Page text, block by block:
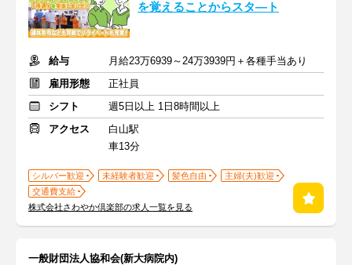
を覚えることからスタ―ト
給与
月給23万6939～24万3939円＋各種手当あり
雇用形態
正社員
シフト
週5日以上 1日8時間以上
アクセス
白山駅
車13分
シルバー歓迎 未経験者歓迎 髪色自由
主婦(夫)歓迎
交通費支給
株式会社さわやか倶楽部の求人一覧を見る
一般財団法人協和会(新大病院内)